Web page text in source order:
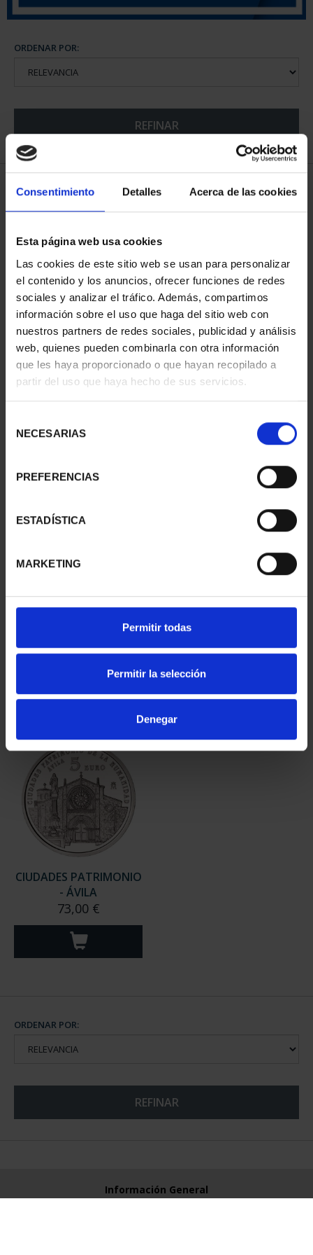
Consentimiento Detalles Acerca de las cookies
Esta página web usa cookies
Las cookies de este sitio web se usan para personalizar
el contenido y los anuncios, ofrecer funciones de redes
sociales y analizar el tráfico. Además, compartimos
información sobre el uso que haga del sitio web con
nuestros partners de redes sociales, publicidad y análisis
web, quienes pueden combinarla con otra información
que les haya proporcionado o que hayan recopilado a
partir del uso que haya hecho de sus servicios.
NECESARIAS
PREFERENCIAS
ESTADÍSTICA
MARKETING
Permitir todas
Permitir la selección
Denegar
ORDENAR POR:
REFINAR
5 Productos encontrados
CIUDADES PATRIMONIO
- CÁCERES
73,00 €
CIUDADES PATRIMONIO
- ALCALÁ DE HENARES
73,00 €
CIUDADES PATRIMONIO
73,00 €
CIUDADES PATRIMONIO
73,00 €
CIUDADES PATRIMONIO
- ÁVILA
73,00 €
ORDENAR POR:
REFINAR
Información General